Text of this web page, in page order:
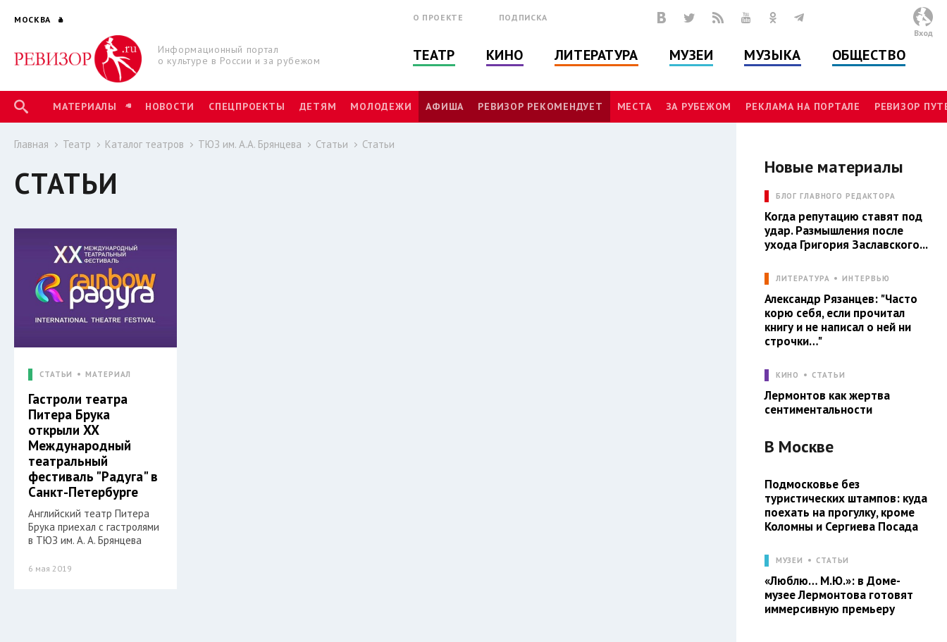
МОСКВА
Информационный портал
о культуре в России и за рубежом
О ПРОЕКТЕ ПОДПИСКА
ТЕАТР КИНО ЛИТЕРАТУРА МУЗЕИ МУЗЫКА ОБЩЕСТВО
Вход
МАТЕРИАЛЫ НОВОСТИ СПЕЦПРОЕКТЫ ДЕТЯМ МОЛОДЕЖИ АФИША РЕВИЗОР РЕКОМЕНДУЕТ МЕСТА ЗА РУБЕЖОМ РЕКЛАМА НА ПОРТАЛЕ РЕВИЗОР
Главная Театр Каталог театров ТЮЗ им. А.А. Брянцева Статьи Статьи
СТАТЬИ
СТАТЬИ МАТЕРИАЛ
Гастроли театра
Питера Брука
открыли XX
Международный
театральный
фестиваль "Радуга" в
Санкт-Петербурге
Английский театр Питера
Брука приехал с гастролями
в ТЮЗ им. А. А. Брянцева
6 мая 2019
Новые материалы
БЛОГ ГЛАВНОГО РЕДАКТОРА
Когда репутацию ставят под
удар. Размышления после
ухода Григория Заславского...
ЛИТЕРАТУРА ИНТЕРВЬЮ
Александр Рязанцев: "Часто
корю себя, если прочитал
книгу и не написал о ней ни
строчки…"
КИНО СТАТЬИ
Лермонтов как жертва
сентиментальности
В Москве
Подмосковье без
туристических штампов: куда
поехать на прогулку, кроме
Коломны и Сергиева Посада
МУЗЕИ СТАТЬИ
«Люблю… М.Ю.»: в Доме-
музее Лермонтова готовят
иммерсивную премьеру